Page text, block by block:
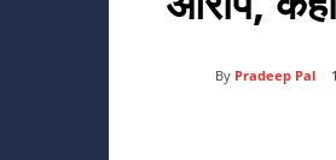
By Pradeep Pal